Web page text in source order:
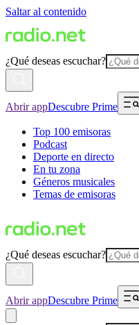
Saltar al contenido
¿Qué deseas escuchar?
Abrir appDescubre Prime
Top 100 emisoras
Podcast
Deporte en directo
En tu zona
Géneros musicales
Temas de emisoras
¿Qué deseas escuchar?
Abrir appDescubre Prime